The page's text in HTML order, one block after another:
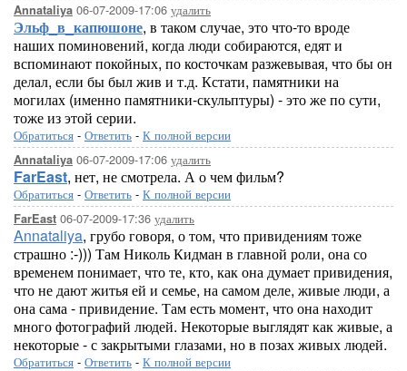
Annataliya 06-07-2009-17:06 удалить
Эльф_в_капюшоне, в таком случае, это что-то вроде
наших поминовений, когда люди собираются, едят и
вспоминают покойных, по косточкам разжевывая, что бы он
делал, если бы был жив и т.д. Кстати, памятники на
могилах (именно памятники-скульптуры) - это же по сути,
тоже из этой серии.
Обратиться - Ответить - К полной версии
Annataliya 06-07-2009-17:06 удалить
FarEast, нет, не смотрела. А о чем фильм?
Обратиться - Ответить - К полной версии
FarEast 06-07-2009-17:36 удалить
Annataliya, грубо говоря, о том, что привидениям тоже
страшно :-))) Там Николь Кидман в главной роли, она со
временем понимает, что те, кто, как она думает привидения,
что не дают житья ей и семье, на самом деле, живые люди, а
она сама - привидение. Там есть момент, что она находит
много фотографий людей. Некоторые выглядят как живые, а
некоторые - с закрытыми глазами, но в позах живых людей.
Обратиться - Ответить - К полной версии